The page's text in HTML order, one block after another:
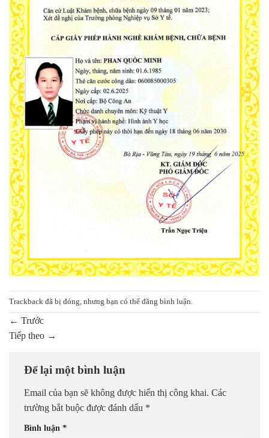
Trackback đã bị đóng, nhưng bạn có thể đăng bình luận
← Trước
Tiếp theo →
Để lại một bình luận
Email của bạn sẽ không được hiển thị công khai. Các
trường bắt buộc được đánh dấu *
Bình luận *